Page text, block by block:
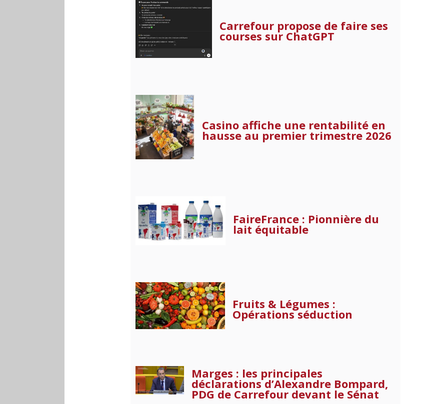
Carrefour propose de faire ses
courses sur ChatGPT
Casino affiche une rentabilité en
hausse au premier trimestre 2026
FaireFrance : Pionnière du
lait équitable
Fruits & Légumes :
Opérations séduction
Marges : les principales
déclarations d’Alexandre Bompard,
PDG de Carrefour devant le Sénat